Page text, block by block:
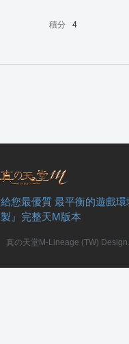
積分
4
給您最優質 最平衡的遊戲
製』完整天M版本
真の天堂M-Lineage (TW)